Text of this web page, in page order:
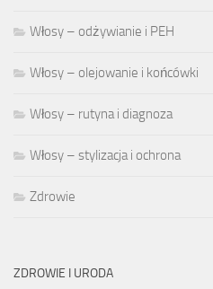
Włosy – odżywianie i PEH
Włosy – olejowanie i końcówki
Włosy – rutyna i diagnoza
Włosy – stylizacja i ochrona
Zdrowie
ZDROWIE I URODA